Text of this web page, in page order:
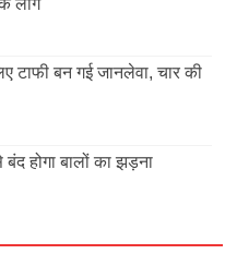
लोग
टाफी बन गई जानलेवा, चार की
होगा बालों का झड़ना